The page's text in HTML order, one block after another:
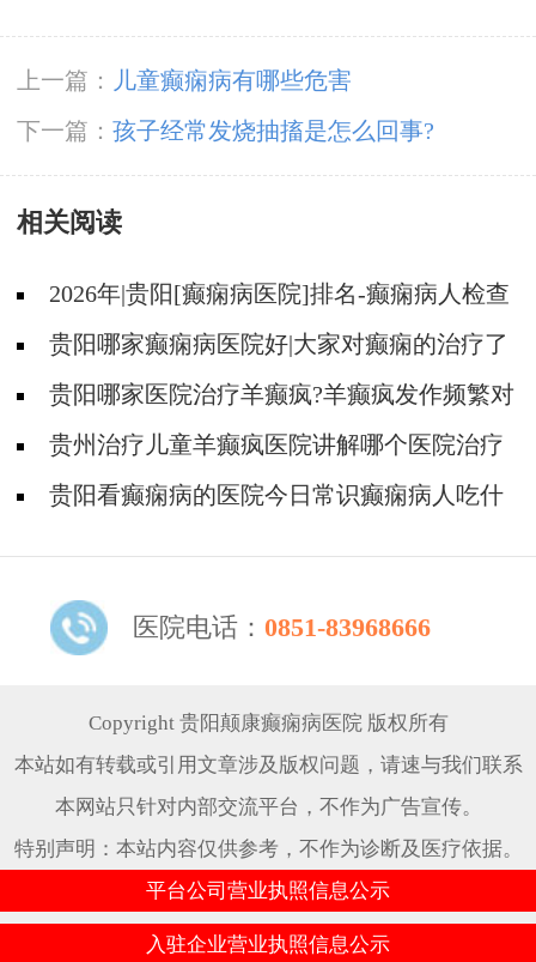
上一篇：
儿童癫痫病有哪些危害
下一篇： 孩子经常发烧抽搐是怎么回事?
相关阅读
2026年|贵阳[癫痫病医院]排名-癫痫病人检查
对身体有影响吗?
贵阳哪家癫痫病医院好|大家对癫痫的治疗了
解吗?贵阳哪家医院治疗羊癫疯?羊癫疯发作频繁对
身体有什么危害?
贵州治疗儿童羊癫疯医院讲解哪个医院治疗
羊儿疯好?
贵阳看癫痫病的医院今日常识癫痫病人吃什
医院电话： 0851-83968666
Copyright 贵阳颠康癫痫病医院 版权所有
本站如有转载或引用文章涉及版权问题，请速与我们联系
本网站只针对内部交流平台，不作为广告宣传。
特别声明：本站内容仅供参考，不作为诊断及医疗依据。
平台公司营业执照信息公示
入驻企业营业执照信息公示